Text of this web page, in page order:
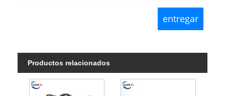
Productos relacionados